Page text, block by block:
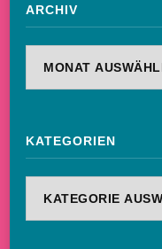
ARCHIV
KATEGORIEN